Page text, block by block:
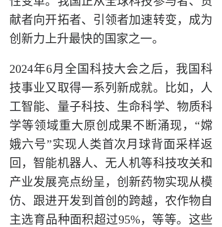
献者向开拓者、引领者加速转变，成为
创新力上升最快的国家之一。
2024年6月全国科技大会之后，我国科
技事业又取得一系列新成就。比如，人
工智能、量子科技、生命科学、物质科
学等领域重大原创成果不断涌现，“嫦
娥六号”实现人类首次月球背面采样返
回，智能机器人、无人机等科技攻关和
产业发展亮点纷呈，创新药物实现从模
仿、跟进开发到首创的跨越，农作物自
主选育品种面积超过95%，等等。这些